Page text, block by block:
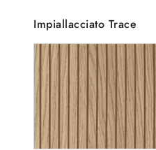
Impiallacciato Trace